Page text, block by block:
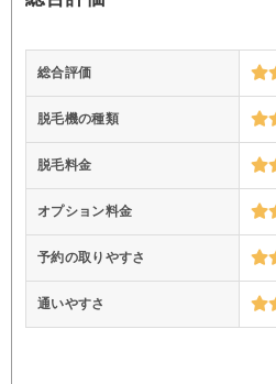
総合評価
脱毛機の種類
脱毛料金
オプション料金
予約の取りやすさ
通いやすさ